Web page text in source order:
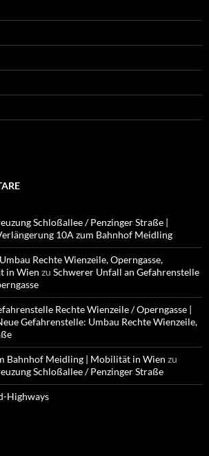
Schloßallee / Penzinger Straße |
10A zum Bahnhof Meidling
Rechte Wienzeile, Operngasse,
in Wien zu Schwerer Unfall an Gefahrenstelle
Rechte Wienzeile / Operngasse |
Gefahrenstelle: Umbau Rechte Wienzeile,
Bahnhof Meidling | Mobilität in Wien zu
Schloßallee / Penzinger Straße
Highways